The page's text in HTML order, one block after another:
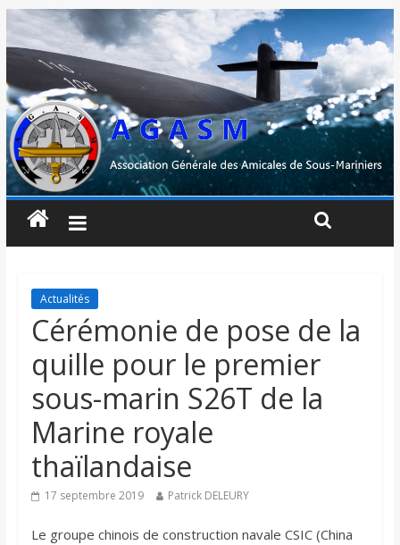
Actualités
Cérémonie de pose de la
quille pour le premier
sous-marin S26T de la
Marine royale
thaïlandaise
17 septembre 2019 Patrick DELEURY
Le groupe chinois de construction navale CSIC (China